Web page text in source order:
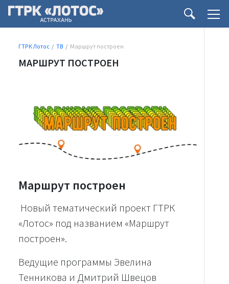
ГТРК Лотос ТВ Маршрут построен
МАРШРУТ ПОСТРОЕН
Маршрут построен
Новый тематический проект ГТРК
«Лотос» под названием «Маршрут
построен».
Ведущие программы Эвелина
Тенникова и Дмитрий Швецов